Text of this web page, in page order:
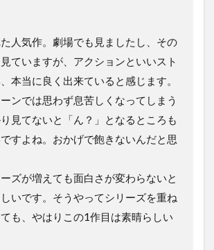
人気作。劇場でも見ましたし、その
ていますが、アクションといいスト
本当に良く出来ていると感じます。
ンでは思わず息苦しくなってしまう
見てないと「ん？」となるところも
すよね。おかげで飽きないんだと思
ズが増えても面白さが変わらないと
いです。そうやってシリーズを重ね
も、やはりこの1作目は素晴らしい